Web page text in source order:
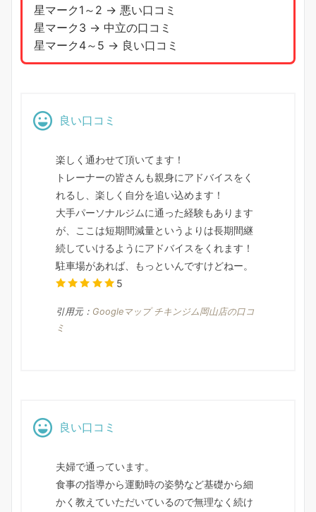
星マーク1～2 → 悪い口コミ
星マーク3 → 中立の口コミ
星マーク4～5 → 良い口コミ
良い口コミ
楽しく通わせて頂いてます！
トレーナーの皆さんも親身にアドバイスをく
れるし、楽しく自分を追い込めます！
大手パーソナルジムに通った経験もあります
が、ここは短期間減量というよりは長期間継
続していけるようにアドバイスをくれます！
駐車場があれば、もっといんですけどねー。
5
引用元： Googleマップ チキンジム岡山店の口コ
ミ
良い口コミ
夫婦で通っています。
食事の指導から運動時の姿勢など基礎から細
かく教えていただいているので無理なく続け